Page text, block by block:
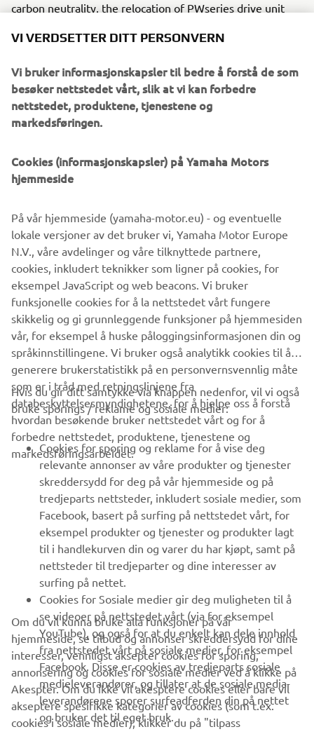
carbon neutrality, the relocation of PWseries drive unit
need for expensive and recently unreliable logistics
manufacturers: lead times substantially reduced,
enhanced flexibility in deliveries, external supply chain
shocks – such as port congestion – eliminated, optimized
packing for inland EU logistics and waste reduction. MBK
80,000 Yamaha motorcycles, scooters and recreational
vehicles each year. With ISO 14001, for environment
certifications – MBK Industrie is ready to offer the highest
levels of service to our EU customers.
DISCOVER THE NEW PWSERIES S2 AND DISPLAY B
VIRKSOMHET
B2B
UTFORSK YAMAHA
FAQ & SUPPORT
NYHETSBREV
Vær den første til å lære om de siste tilbudene, spesielle
arrangementer, nye utgivelser og mye mer
ABONNER
Les vår personvernerklæring for å lære hvordan vi behandler dine
VI VERDSETTER DITT PERSONVERN
Vi bruker informasjonskapsler til bedre å forstå de som
besøker nettstedet vårt, slik at vi kan forbedre
nettstedet, produktene, tjenestene og
markedsføringen.
Cookies (informasjonskapsler) på Yamaha Motors
hjemmeside
På vår hjemmeside (yamaha-motor.eu) - og eventuelle
lokale versjoner av det bruker vi, Yamaha Motor Europe
N.V., våre avdelinger og våre tilknyttede partnere,
cookies, inkludert teknikker som ligner på cookies, for
eksempel JavaScript og web beacons. Vi bruker
funksjonelle cookies for å la nettstedet vårt fungere
skikkelig og gi grunnleggende funksjoner på hjemmesiden
vår, for eksempel å huske påloggingsinformasjonen din og
språkinnstillingene. Vi bruker også analytikk cookies til å
generere brukerstatistikk på en personvernsvennlig måte
som er i tråd med retningslinjene fra
databeskyttelsesmyndighetene, for å hjelpe oss å forstå
hvordan besøkende bruker nettstedet vårt og for å
forbedre nettstedet, produktene, tjenestene og
markedsføringsarbeidet.
Hvis du gir ditt samtykke via knappen nedenfor, vil vi også
bruke sporings / reklame og sosiale medier:
Cookies for sporing og reklame for å vise deg
relevante annonser av våre produkter og tjenester
skreddersydd for deg på vår hjemmeside og på
tredjeparts nettsteder, inkludert sosiale medier, som
Facebook, basert på surfing på nettstedet vårt, for
eksempel produkter og tjenester og produkter lagt
til i handlekurven din og varer du har kjøpt, samt på
nettsteder til tredjeparter og dine interesser av
surfing på nettet.
Cookies for Sosiale medier gir deg muligheten til å
se videoer på nettstedet vårt (via for eksempel
YouTube), og også for at du enkelt kan dele innhold
fra nettstedet vårt på sosiale medier, for eksempel
Facebook. Disse er cookies av tredjeparts sosiale
medieleverandører, og tillater at de sosiale media-
leverandørene sporer surfeadferden din på nettet
og bruker det til eget bruk.
Om du vil kunna bruke alla funksjoner på vår
hjemmeside, se tilbud og annonser skreddersydd for dine
interesser, vennligst aksepter cookies for sporing,
annonsering og cookies for sosiale medier ved å klikke på
Akespter. Om du ikke vil akesptere cookies eller bare vil
akseptere spesifikke kategorier av cookies (som t.ex.
cookies i sosiale medier), klikker du på "tilpass